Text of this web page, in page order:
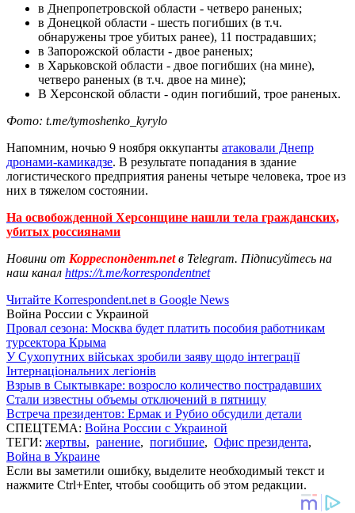
в Днепропетровской области - четверо раненых;
в Донецкой области - шесть погибших (в т.ч.
обнаружены трое убитых ранее), 11 пострадавших;
в Запорожской области - двое раненых;
в Харьковской области - двое погибших (на мине),
четверо раненых (в т.ч. двое на мине);
В Херсонской области - один погибший, трое раненых.
Фото: t.me/tymoshenko_kyrylo
Напомним, ночью 9 ноября оккупанты атаковали Днепр
дронами-камикадзе. В результате попадания в здание
логистического предприятия ранены четыре человека, трое из
них в тяжелом состоянии.
На освобожденной Херсонщине нашли тела гражданских,
убитых россиянами
Новини от Корреспондент.netв Telegram. Підписуйтесь на
наш канал https://t.me/korrespondentnet
Читайте Korrespondent.net в Google News
Война России с Украиной
Провал сезона: Москва будет платить пособия работникам
турсектора Крыма
У Сухопутних військах зробили заяву щодо інтеграції
Інтернаціональних легіонів
Взрыв в Сыктывкаре: возросло количество пострадавших
Стали известны объемы отключений в пятницу
Встреча президентов: Ермак и Рубио обсудили детали
СПЕЦТЕМА: Война России с Украиной
ТЕГИ: жертвы, ранение, погибшие, Офис президента,
Война в Украине
Если вы заметили ошибку, выделите необходимый текст и
нажмите Ctrl+Enter, чтобы сообщить об этом редакции.